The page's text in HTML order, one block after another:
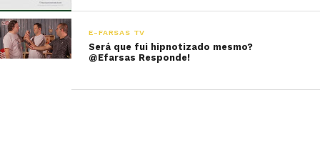
E-FARSAS TV
Será que fui hipnotizado mesmo?
@Efarsas Responde!